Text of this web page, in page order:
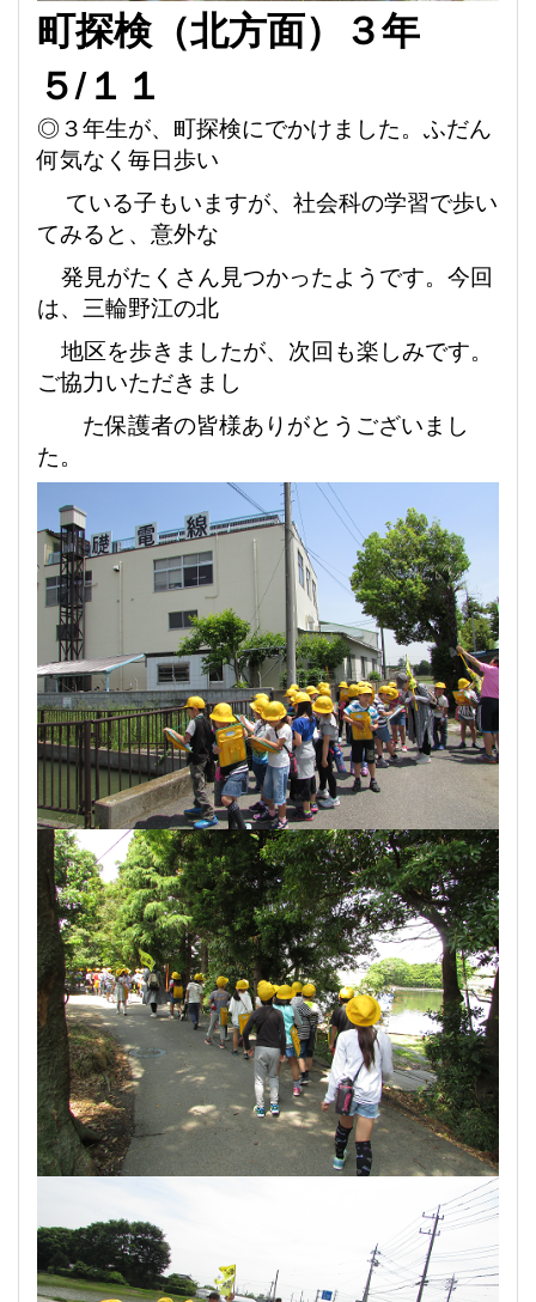
町探検（北方面）３年
５/１１
◎３年生が、町探検にでかけました。ふだん
何気なく毎日歩い
ている子もいますが、社会科の学習で歩い
てみると、意外な
発見がたくさん見つかったようです。今回
は、三輪野江の北
地区を歩きましたが、次回も楽しみです。
ご協力いただきまし
た保護者の皆様ありがとうございまし
た。